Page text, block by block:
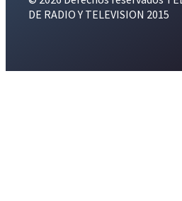
DE RADIO Y TELEVISION 2015